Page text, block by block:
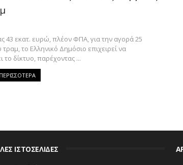
43 εκατ. ευρώ, πλέον ΦΠΑ, για την αγορά 25
το Ελληνικό Δημόσιο επιχειρεί να
το δίκτυο, παρέχοντας ...
ΙΣΤΟΣΕΛΙΔΕΣ